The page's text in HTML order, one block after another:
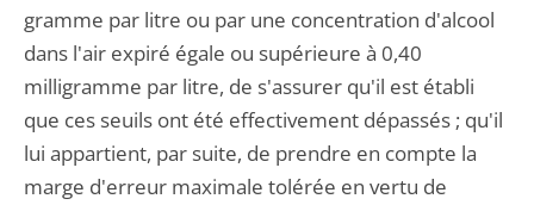
gramme par litre ou par une concentration d'alcool
dans l'air expiré égale ou supérieure à 0,40
milligramme par litre, de s'assurer qu'il est établi
que ces seuils ont été effectivement dépassés ; qu'il
lui appartient, par suite, de prendre en compte la
marge d'erreur maximale tolérée en vertu de